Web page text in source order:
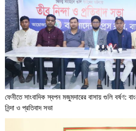
ফেনীতে সাংবাদিক স্বপন মজুমদারের বাসায় গুলি বর্ষণ:
নিন্দা ও প্রতিবাদ সভা